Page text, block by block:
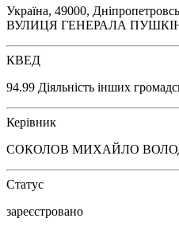
Україна, 49000,
ВУЛИЦЯ ГЕНЕРАЛА
КВЕД
94.99 Діяльність інших
Керівник
СОКОЛОВ МИХАЙЛО
Статус
зареєстровано